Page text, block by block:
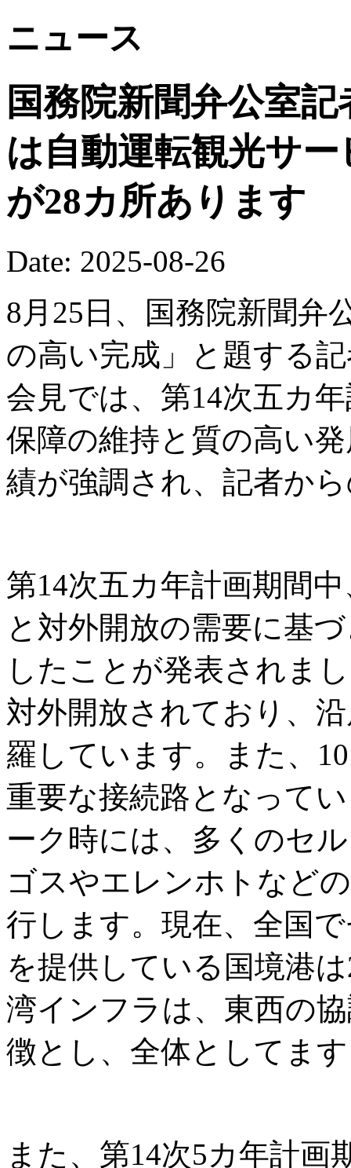
ニュース
国務院新聞弁公室
は自動運転観光サ
が28カ所あります
Date: 2025-08-26
8月25日、国務院新聞弁
の高い完成」と題する
会見では、第14次五カ
保障の維持と質の高い
績が強調され、記者か
第14次五カ年計画期間
と対外開放の需要に基
したことが発表されま
対外開放されており、
羅しています。また、
重要な接続路となって
ーク時には、多くのセ
ゴスやエレンホトなど
行します。現在、全国
を提供している国境港
湾インフラは、東西の
徴とし、全体としてま
また、第14次5カ年計画